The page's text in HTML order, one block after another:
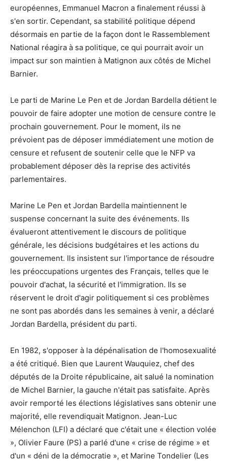
européennes, Emmanuel Macron a finalement réussi à
s'en sortir. Cependant, sa stabilité politique dépend
désormais en partie de la façon dont le Rassemblement
National réagira à sa politique, ce qui pourrait avoir un
impact sur son maintien à Matignon aux côtés de Michel
Barnier.
Le parti de Marine Le Pen et de Jordan Bardella détient le
pouvoir de faire adopter une motion de censure contre le
prochain gouvernement. Pour le moment, ils ne
prévoient pas de déposer immédiatement une motion de
censure et refusent de soutenir celle que le NFP va
probablement déposer dès la reprise des activités
parlementaires.
Marine Le Pen et Jordan Bardella maintiennent le
suspense concernant la suite des événements. Ils
évalueront attentivement le discours de politique
générale, les décisions budgétaires et les actions du
gouvernement. Ils insistent sur l'importance de résoudre
les préoccupations urgentes des Français, telles que le
pouvoir d'achat, la sécurité et l'immigration. Ils se
réservent le droit d'agir politiquement si ces problèmes
ne sont pas abordés dans les semaines à venir, a déclaré
Jordan Bardella, président du parti.
En 1982, s'opposer à la dépénalisation de l'homosexualité
a été critiqué. Bien que Laurent Wauquiez, chef des
députés de la Droite républicaine, ait salué la nomination
de Michel Barnier, la gauche n'était pas satisfaite. Après
avoir remporté les élections législatives sans obtenir une
majorité, elle revendiquait Matignon. Jean-Luc
Mélenchon (LFI) a déclaré que c'était une « élection volée
», Olivier Faure (PS) a parlé d'une « crise de régime » et
d'un « déni de la démocratie », et Marine Tondelier (Les